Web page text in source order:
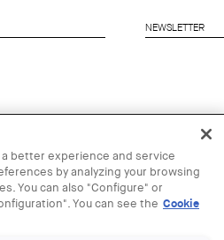
NEWSLETTER
better experience and service
by analyzing your browsing
You can also "Configure" or
You can see the Cookie